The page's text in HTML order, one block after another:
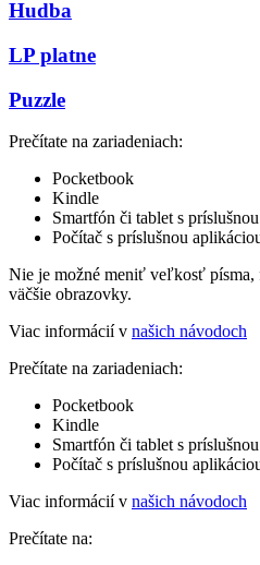
Hudba
LP platne
Puzzle
Prečítate na zariadeniach:
Pocketbook
Kindle
Smartfón či tablet s
Počítač s príslušnou
Nie je možné meniť veľkosť písma,
väčšie obrazovky.
Viac informácií v našich návodoch
Prečítate na zariadeniach:
Pocketbook
Kindle
Smartfón či tablet s
Počítač s príslušnou
Viac informácií v našich návodoch
Prečítate na: